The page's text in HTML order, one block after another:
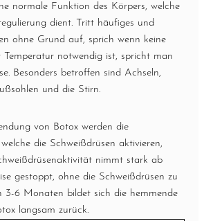
normale Funktion des Körpers, welche
dient. Tritt häufiges und
ohne Grund auf, sprich wenn keine
Temperatur notwendig ist, spricht man
Besonders betroffen sind Achseln,
und die Stirn.
von Botox werden die
die Schweißdrüsen aktivieren,
nimmt stark ab
gestoppt, ohne die Schweißdrüsen zu
3-6 Monaten bildet sich die hemmende
langsam zurück.